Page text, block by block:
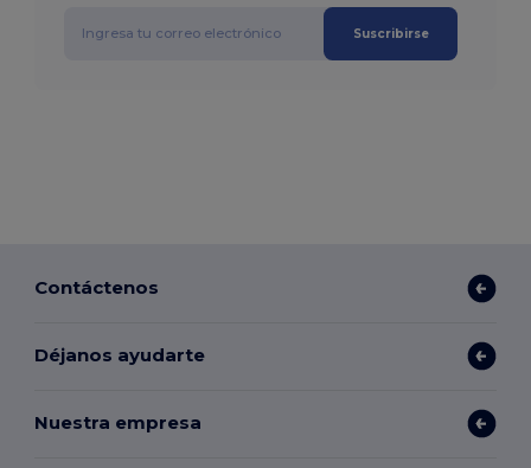
Suscribirse
Contáctenos
Déjanos ayudarte
Nuestra empresa